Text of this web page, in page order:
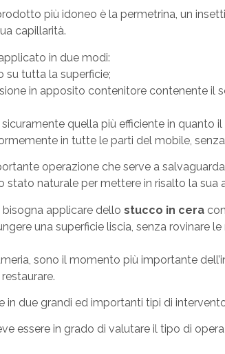
più idoneo è la permetrina, un
capillarità.
in due modi:
su tutta la superficie;
in apposito contenitore contenente il
quella più efficiente in
in tutte le parti del mobile,
operazione che serve a
stato naturale per mettere in risalto la sua
bisogna applicare dello stucco in cera
una superficie liscia, senza rovinare
sono il momento più importante
in due grandi ed importanti tipi di
essere in grado di valutare il tipo di